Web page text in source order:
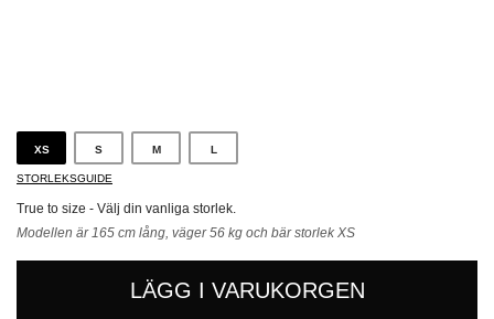
XS S M L
STORLEKSGUIDE
True to size - Välj din vanliga storlek.
Modellen är 165 cm lång, väger 56 kg och bär storlek XS
LÄGG I VARUKORGEN